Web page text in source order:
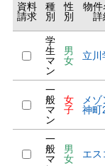
資料
請求
種
別
性
別
物件
詳
学
生
マ
ン
男
女
立川
一
般
マ
ン
女
子
メ
神町
一
般
マ
男
女
エス